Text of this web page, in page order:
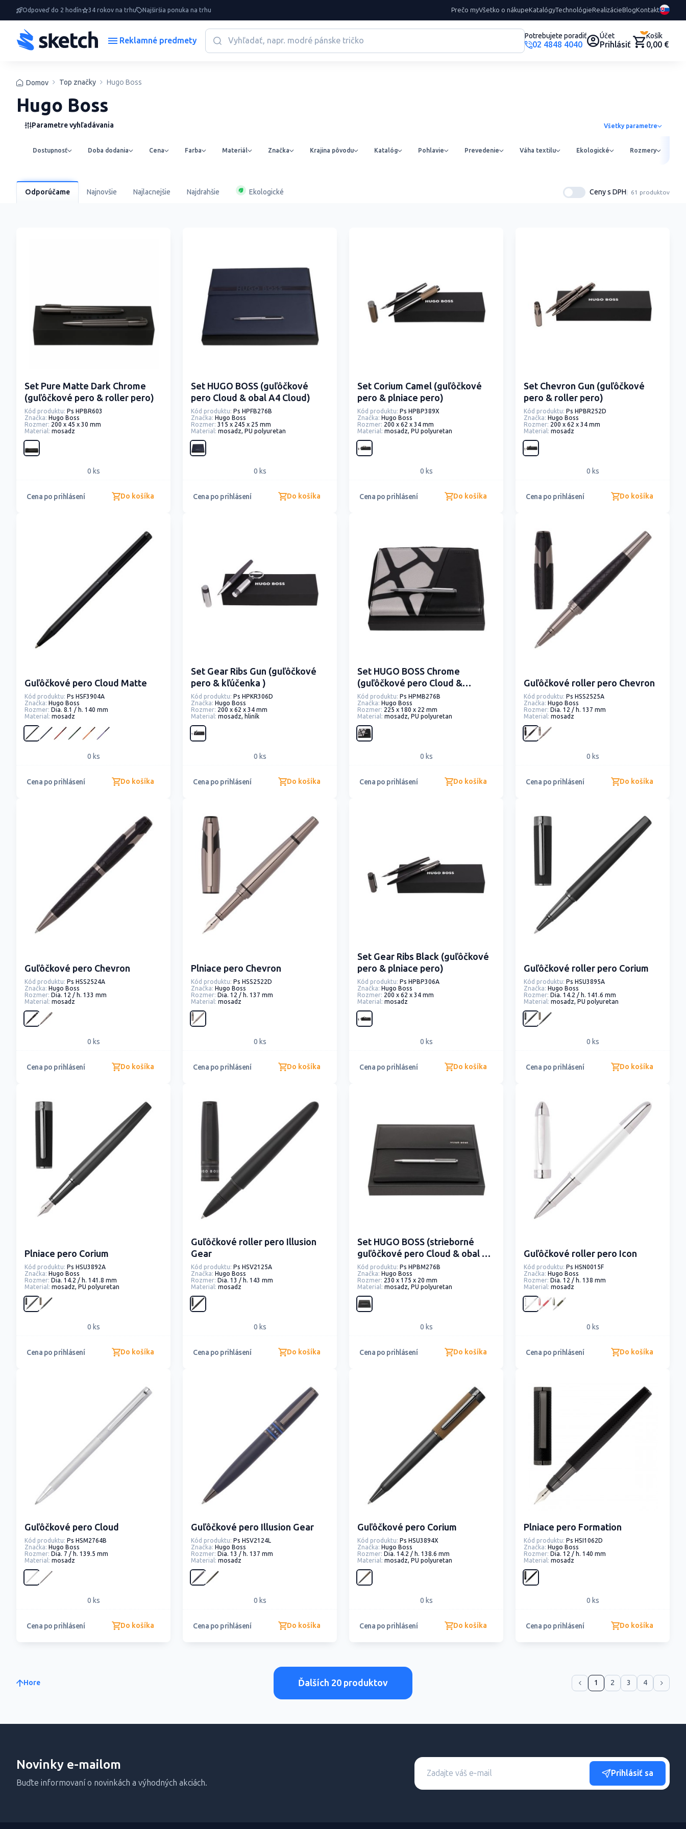
Odpoveď do 2 hodín 34 rokov na trhu Najširšia ponuka na trhu Prečo myVšetko o nákupeKatalógyTechnológieRealizácieBlogKontakt
Reklamné predmety Potrebujete poradiť
02 4848 4040
Účet
Prihlásiť
0
Košík
0,00 €
Domov Top značky Hugo Boss
Hugo Boss
Parametre vyhľadávania Všetky parametre
Dostupnosť Doba dodania Cena Farba Materiál Značka Krajina pôvodu Katalóg Pohlavie Prevedenie Váha textilu Ekologické Rozmery
Odporúčame Najnovšie Najlacnejšie Najdrahšie Ekologické Ceny s DPH 61 produktov
Set Pure Matte Dark Chrome
(guľôčkové pero & roller pero)
Kód produktu: Ps HPBR603
Značka: Hugo Boss
Rozmer: 200 x 45 x 30 mm
Material: mosadz
0 ks
Cena po prihlásení Do košíka
Set HUGO BOSS (guľôčkové
pero Cloud & obal A4 Cloud)
Kód produktu: Ps HPFB276B
Značka: Hugo Boss
Rozmer: 315 x 245 x 25 mm
Material: mosadz, PU polyuretan
0 ks
Cena po prihlásení Do košíka
Set Corium Camel (guľôčkové
pero & plniace pero)
Kód produktu: Ps HPBP389X
Značka: Hugo Boss
Rozmer: 200 x 62 x 34 mm
Material: mosadz, PU polyuretan
0 ks
Cena po prihlásení Do košíka
Set Chevron Gun (guľôčkové
pero & roller pero)
Kód produktu: Ps HPBR252D
Značka: Hugo Boss
Rozmer: 200 x 62 x 34 mm
Material: mosadz
0 ks
Cena po prihlásení Do košíka
Guľôčkové pero Cloud Matte
Kód produktu: Ps HSF3904A
Značka: Hugo Boss
Rozmer: Dia. 8.1 / h. 140 mm
Material: mosadz
0 ks
Cena po prihlásení Do košíka
Set Gear Ribs Gun (guľôčkové
pero & kľúčenka )
Kód produktu: Ps HPKR306D
Značka: Hugo Boss
Rozmer: 200 x 62 x 34 mm
Material: mosadz, hliník
0 ks
Cena po prihlásení Do košíka
Set HUGO BOSS Chrome
(guľôčkové pero Cloud &
konferenčný obal A5 Craft)
Kód produktu: Ps HPMB276B
Značka: Hugo Boss
Rozmer: 225 x 180 x 22 mm
Material: mosadz, PU polyuretan
0 ks
Cena po prihlásení Do košíka
Guľôčkové roller pero Chevron
Kód produktu: Ps HSS2525A
Značka: Hugo Boss
Rozmer: Dia. 12 / h. 137 mm
Material: mosadz
0 ks
Cena po prihlásení Do košíka
Guľôčkové pero Chevron
Kód produktu: Ps HSS2524A
Značka: Hugo Boss
Rozmer: Dia. 12 / h. 133 mm
Material: mosadz
0 ks
Cena po prihlásení Do košíka
Plniace pero Chevron
Kód produktu: Ps HSS2522D
Značka: Hugo Boss
Rozmer: Dia. 12 / h. 137 mm
Material: mosadz
0 ks
Cena po prihlásení Do košíka
Set Gear Ribs Black (guľôčkové
pero & plniace pero)
Kód produktu: Ps HPBP306A
Značka: Hugo Boss
Rozmer: 200 x 62 x 34 mm
Material: mosadz
0 ks
Cena po prihlásení Do košíka
Guľôčkové roller pero Corium
Kód produktu: Ps HSU3895A
Značka: Hugo Boss
Rozmer: Dia. 14.2 / h. 141.6 mm
Material: mosadz, PU polyuretan
0 ks
Cena po prihlásení Do košíka
Plniace pero Corium
Kód produktu: Ps HSU3892A
Značka: Hugo Boss
Rozmer: Dia. 14.2 / h. 141.8 mm
Material: mosadz, PU polyuretan
0 ks
Cena po prihlásení Do košíka
Guľôčkové roller pero Illusion
Gear
Kód produktu: Ps HSV2125A
Značka: Hugo Boss
Rozmer: Dia. 13 / h. 143 mm
Material: mosadz
0 ks
Cena po prihlásení Do košíka
Set HUGO BOSS (strieborné
guľôčkové pero Cloud & obal A5
Pinstripe)
Kód produktu: Ps HPBM276B
Značka: Hugo Boss
Rozmer: 230 x 175 x 20 mm
Material: mosadz, PU polyuretan
0 ks
Cena po prihlásení Do košíka
Guľôčkové roller pero Icon
Kód produktu: Ps HSN0015F
Značka: Hugo Boss
Rozmer: Dia. 12 / h. 138 mm
Material: mosadz
0 ks
Cena po prihlásení Do košíka
Guľôčkové pero Cloud
Kód produktu: Ps HSM2764B
Značka: Hugo Boss
Rozmer: Dia. 7 / h. 139.5 mm
Material: mosadz
0 ks
Cena po prihlásení Do košíka
Guľôčkové pero Illusion Gear
Kód produktu: Ps HSV2124L
Značka: Hugo Boss
Rozmer: Dia. 13 / h. 137 mm
Material: mosadz
0 ks
Cena po prihlásení Do košíka
Guľôčkové pero Corium
Kód produktu: Ps HSU3894X
Značka: Hugo Boss
Rozmer: Dia. 14.2 / h. 138.6 mm
Material: mosadz, PU polyuretan
0 ks
Cena po prihlásení Do košíka
Plniace pero Formation
Kód produktu: Ps HSI1062D
Značka: Hugo Boss
Rozmer: Dia. 12 / h. 140 mm
Material: mosadz
0 ks
Cena po prihlásení Do košíka
Hore Ďalších 20 produktov 1 2 3 4
Novinky e-mailom
Buďte informovaní o novinkách a výhodných akciách.
Prihlásiť sa